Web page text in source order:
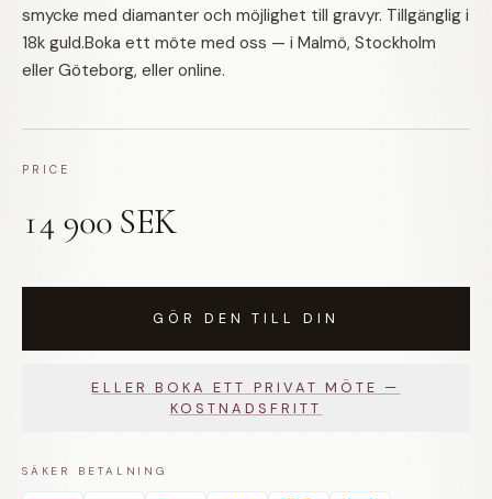
smycke med diamanter och möjlighet till gravyr. Tillgänglig i
18k guld.Boka ett möte med oss — i Malmö, Stockholm
eller Göteborg, eller online.
PRICE
14 900 SEK
GÖR DEN TILL DIN
ELLER BOKA ETT PRIVAT MÖTE —
KOSTNADSFRITT
SÄKER BETALNING